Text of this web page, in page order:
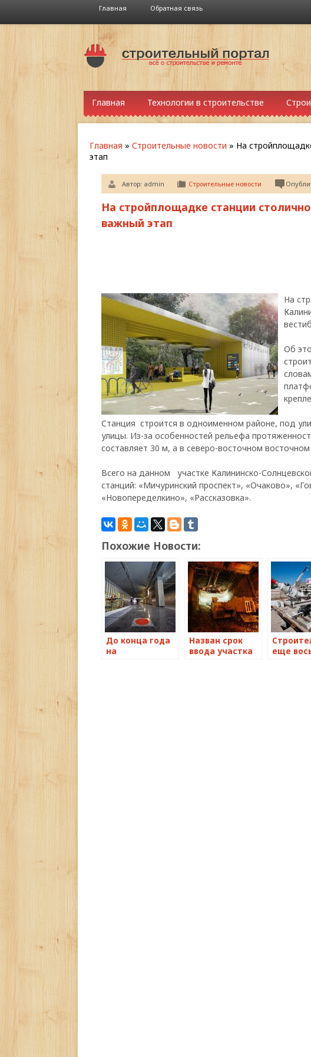
Главная Обратная связь
Главная Технологии в строительстве
Главная » Строительные новости » На
этап
Автор: admin Строительные новости
На стройплощадке станции
важный этап
На
Об
Станция строится в одноименном районе, под
улицы. Из-за особенностей рельефа
составляет 30 м, а в северо-восточном
Всего на данном участке Калининско-
станций: «Мичуринский проспект», «Очаково»,
«Новопеределкино», «Рассказовка».
Похожие Новости:
До конца года
на
Назван срок
ввода участка
еще